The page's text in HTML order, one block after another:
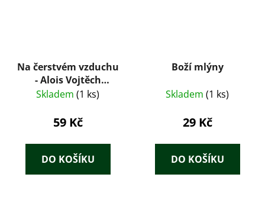
Na čerstvém vzduchu
- Alois Vojtěch
Šmilovský
Skladem (1 ks)
59 Kč
DO KOŠÍKU
Boží mlýny
Skladem (1 ks)
29 Kč
DO KOŠÍKU